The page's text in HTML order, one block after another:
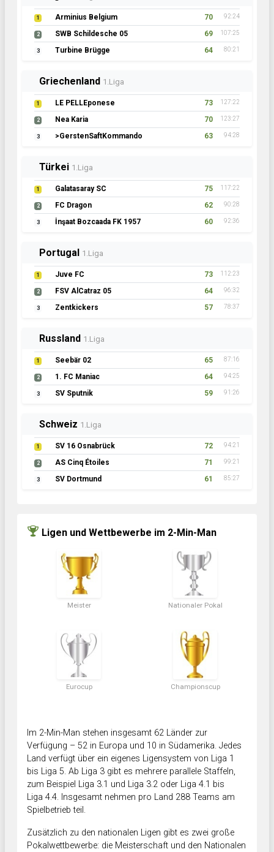
1 Arminius Belgium 70 92:24
2 SWB Schildesche 05 69 107:25
3 Turbine Brügge 64 80:21
Griechenland 1.Liga
1 LE PELLEponese 73 127:22
2 Nea Karia 70 123:27
3 >GerstenSaftKommando 63 94:28
Türkei 1.Liga
1 Galatasaray SC 75 117:22
2 FC Dragon 62 90:28
3 İnşaat Bozcaada FK 1957 60 92:36
Portugal 1.Liga
1 Juve FC 73 112:23
2 FSV AlCatraz 05 64 96:32
3 Zentkickers 57 78:37
Russland 1.Liga
1 Seebär 02 65 87:16
2 1. FC Maniac 64 94:25
3 SV Sputnik 59 91:26
Schweiz 1.Liga
1 SV 16 Osnabrück 72 94:21
2 AS Cinq Étoiles 71 99:21
3 SV Dortmund 61 85:27
Ligen und Wettbewerbe im 2-Min-Man
Meister Nationaler Pokal
Eurocup Championscup
Im 2-Min-Man stehen insgesamt 62 Länder zur
Verfügung – 52 in Europa und 10 in Südamerika. Jedes
Land verfügt über ein eigenes Ligensystem von Liga 1
bis Liga 5. Ab Liga 3 gibt es mehrere parallele Staffeln,
zum Beispiel Liga 3.1 und Liga 3.2 oder Liga 4.1 bis
Liga 4.4. Insgesamt nehmen pro Land 288 Teams am
Spielbetrieb teil.
Zusätzlich zu den nationalen Ligen gibt es zwei große
Pokalwettbewerbe: die Meisterschaft und den Nationalen